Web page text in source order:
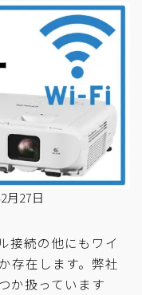
月27日
接続の他にもワイ
存在します。弊社
か扱っています